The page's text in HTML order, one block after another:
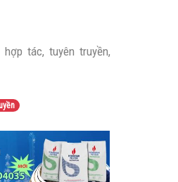
tác, tuyên truyền,